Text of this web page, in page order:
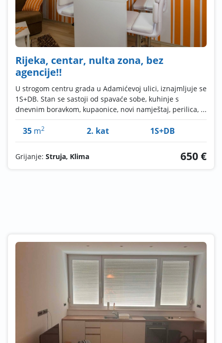
Rijeka, centar, nulta zona, bez
agencije!!
U strogom centru grada u Adamićevoj ulici, iznajmljuje se
1S+DB. Stan se sastoji od spavaće sobe, kuhinje s
dnevnim boravkom, kupaonice, novi namještaj, perilica, ...
35 m2 2. kat 1S+DB
Grijanje: Struja, Klima 650 €